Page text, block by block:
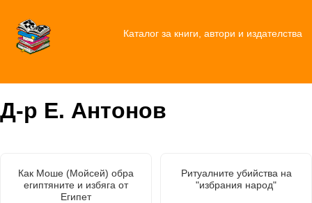
Каталог за книги, автори и издателства
Д-р Е. Антонов
Как Моше (Moйсей) обра
египтяните и избяга от
Египет
Ритуалните убийства на
"избрания народ"